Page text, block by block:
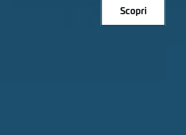
Scopri